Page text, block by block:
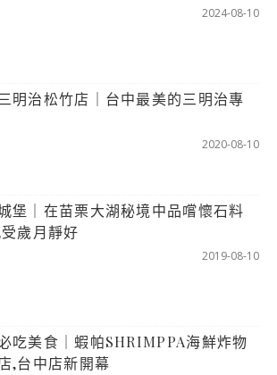
2024-08-10
明治松竹店｜台中最美的三明治專
2020-08-10
堡｜在苗栗大湖秘境中品嚐懷石料
歲月靜好
2019-08-10
吃美食｜蝦帕SHRIMPPA海鮮炸物
,台中店新開幕